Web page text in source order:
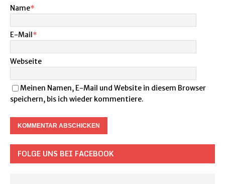
Name*
E-Mail*
Webseite
Meinen Namen, E-Mail und Website in diesem Browser
speichern, bis ich wieder kommentiere.
FOLGE UNS BEI FACEBOOK